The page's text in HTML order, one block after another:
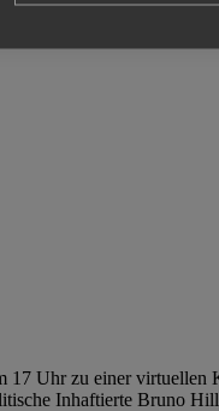
17 Uhr zu einer
Inhaftierte Bruno